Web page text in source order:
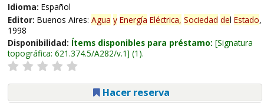
Idioma: Español
Editor: Buenos Aires: Agua y Energía Eléctrica, Sociedad del Estado,
1998
Disponibilidad: Ítems disponibles para préstamo: Signatura
topográfica: 621.374.5/A282/v.1 (1).
Hacer reserva